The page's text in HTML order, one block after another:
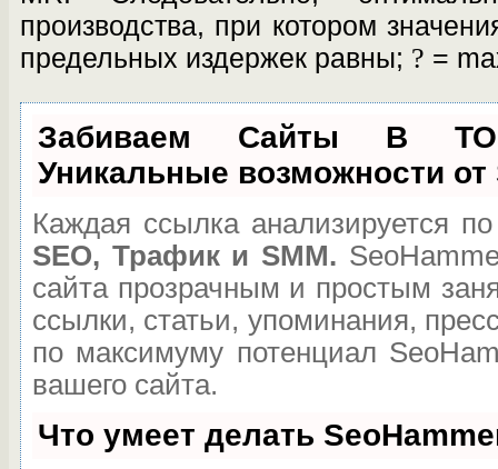
производства, при котором
предельных издержек равны; ? =
Забиваем Сайты В
Уникальные возможности от
Каждая ссылка анализируется
SEO, Трафик и SMM.
сайта прозрачным и простым
ссылки, статьи, упоминания,
по максимуму потенциал
вашего сайта.
Что умеет делать